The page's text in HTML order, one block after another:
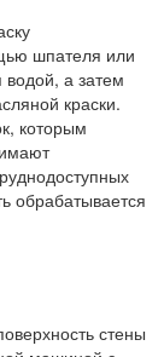
шпателя или
водой, а затем
краски.
которым
обрабатывается
стены